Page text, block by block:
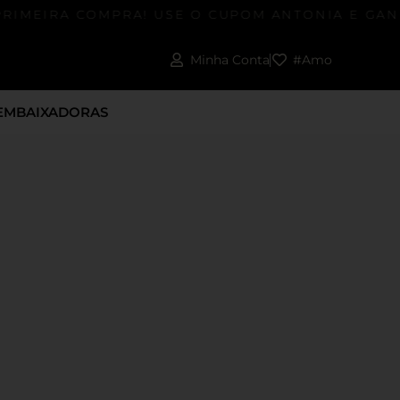
COMPRA! USE O CUPOM ANTONIA E
Minha Conta #Amo